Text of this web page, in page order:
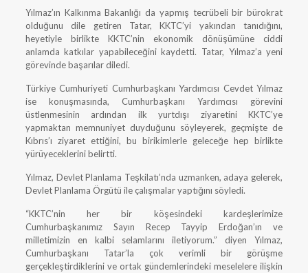
Yılmaz’ın Kalkınma Bakanlığı da yapmış tecrübeli bir bürokrat
olduğunu dile getiren Tatar, KKTC’yi yakından tanıdığını,
heyetiyle birlikte KKTC’nin ekonomik dönüşümüne ciddi
anlamda katkılar yapabileceğini kaydetti. Tatar, Yılmaz’a yeni
görevinde başarılar diledi.
Türkiye Cumhuriyeti Cumhurbaşkanı Yardımcısı Cevdet Yılmaz
ise konuşmasında, Cumhurbaşkanı Yardımcısı görevini
üstlenmesinin ardından ilk yurtdışı ziyaretini KKTC’ye
yapmaktan memnuniyet duyduğunu söyleyerek, geçmişte de
Kıbrıs’ı ziyaret ettiğini, bu birikimlerle geleceğe hep birlikte
yürüyeceklerini belirtti.
Yılmaz, Devlet Planlama Teşkilatı’nda uzmanken, adaya gelerek,
Devlet Planlama Örgütü ile çalışmalar yaptığını söyledi.
“KKTC’nin her bir köşesindeki kardeşlerimize
Cumhurbaşkanımız Sayın Recep Tayyip Erdoğan’ın ve
milletimizin en kalbi selamlarını iletiyorum.” diyen Yılmaz,
Cumhurbaşkanı Tatar’la çok verimli bir görüşme
gerçekleştirdiklerini ve ortak gündemlerindeki meselelere ilişkin